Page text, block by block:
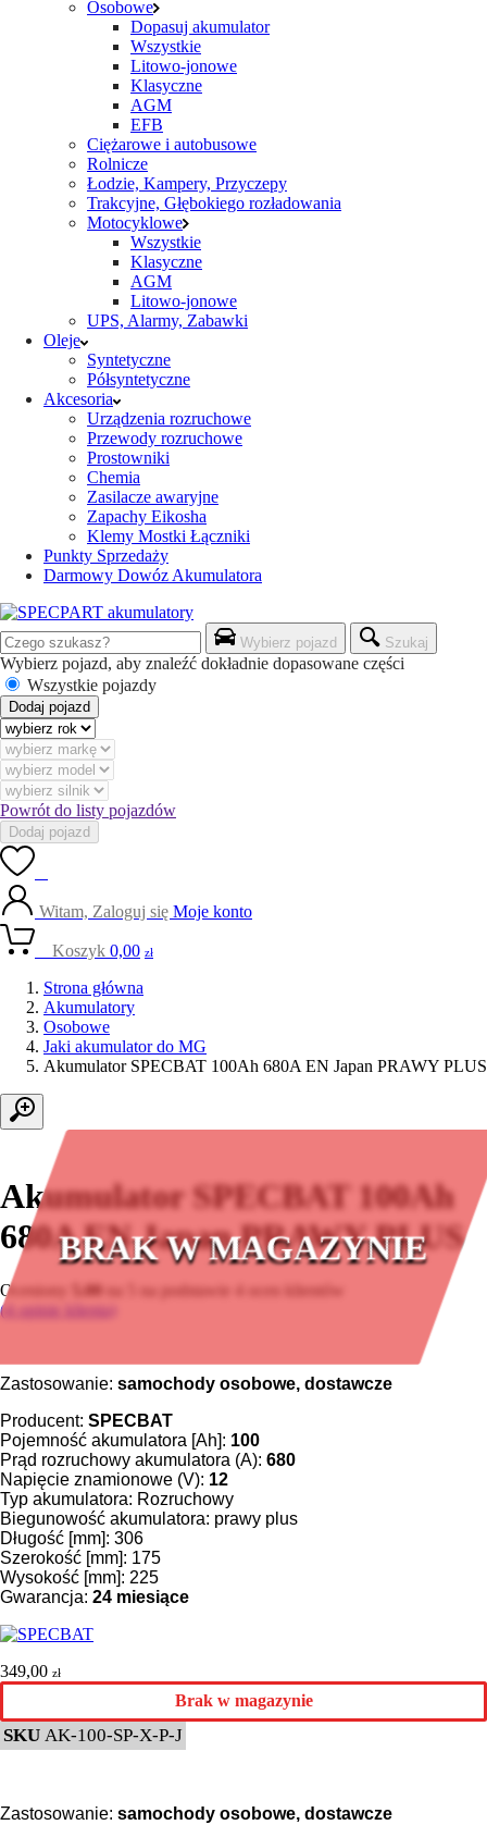
Osobowe
Dopasuj akumulator
Wszystkie
Litowo-jonowe
Klasyczne
AGM
EFB
Ciężarowe i autobusowe
Rolnicze
Łodzie, Kampery, Przyczepy
Trakcyjne, Głębokiego rozładowania
Motocyklowe
Wszystkie
Klasyczne
AGM
Litowo-jonowe
UPS, Alarmy, Zabawki
Oleje
Syntetyczne
Półsyntetyczne
Akcesoria
Urządzenia rozruchowe
Przewody rozruchowe
Prostowniki
Chemia
Zasilacze awaryjne
Zapachy Eikosha
Klemy Mostki Łączniki
Punkty Sprzedaży
Darmowy Dowóz Akumulatora
Wybierz pojazd Szukaj
Wybierz pojazd, aby znaleźć dokładnie dopasowane części
Wszystkie pojazdy
Dodaj pojazd
Powrót do listy pojazdów
Dodaj pojazd
Witam, Zaloguj się Moje konto
Koszyk 0,00 zł
Strona główna
Akumulatory
Osobowe
Jaki akumulator do MG
Akumulator SPECBAT 100Ah 680A EN Japan PRAWY PLUS
BRAK W MAGAZYNIE
Akumulator SPECBAT 100Ah
680A EN Japan PRAWY PLUS
Oceniony 5.00 na 5 na podstawie
(
opinie klienta)
Zastosowanie: samochody osobowe, dostawcze
Producent: SPECBAT
Pojemność akumulatora [Ah]: 100
Prąd rozruchowy akumulatora (A): 680
Napięcie znamionowe (V): 12
Typ akumulatora: Rozruchowy
Biegunowość akumulatora: prawy plus
Długość [mm]: 306
Szerokość [mm]: 175
Wysokość [mm]: 225
Gwarancja: 24 miesiące
349,00 zł
Brak w magazynie
SKU AK-100-SP-X-P-J
Zastosowanie: samochody osobowe, dostawcze